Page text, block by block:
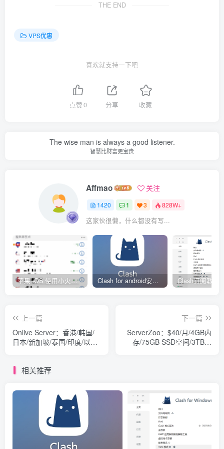
THE END
VPS优惠
喜欢就支持一下吧
点赞0 分享 收藏
The wise man is always a good listener.
智慧比财富更宝贵
Affmao 关注
1420 1 3 828W+
这家伙很懒，什么都没有写...
苹果 iOS 使用小火箭(shadowrocket)新手教程 Clash for android安卓客户端保姆级新手使用教程
上一篇
Onlive Server：香港/韩国/
日本/新加坡/泰国/印度/以色
20Mbps不限流量，月付17
下一篇
ServerZoo：$40/月/4GB内
存/75GB SSD空间/3TB流
相关推荐